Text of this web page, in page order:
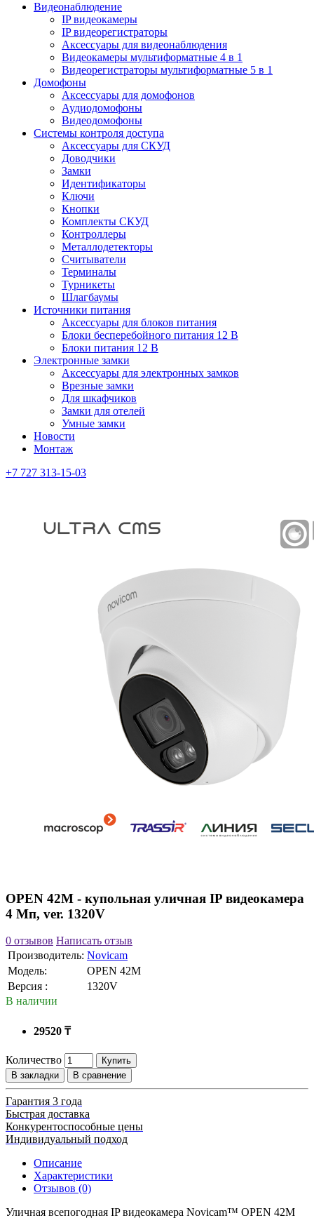
Видеонаблюдение
IP видеокамеры
IP видеорегистраторы
Аксессуары для видеонаблюдения
Видеокамеры мультиформатные 4 в 1
Видеорегистраторы мультиформатные 5 в 1
Домофоны
Аксессуары для домофонов
Аудиодомофоны
Видеодомофоны
Системы контроля доступа
Аксессуары для СКУД
Доводчики
Замки
Идентификаторы
Ключи
Кнопки
Комплекты СКУД
Контроллеры
Металлодетекторы
Считыватели
Терминалы
Турникеты
Шлагбаумы
Источники питания
Аксессуары для блоков питания
Блоки бесперебойного питания 12 В
Блоки питания 12 В
Электронные замки
Аксессуары для электронных замков
Врезные замки
Для шкафчиков
Замки для отелей
Умные замки
Новости
Монтаж
+7 727 313-15-03
OPEN 42M - купольная уличная IP видеокамера
4 Мп, ver. 1320V
0 отзывов Написать отзыв
Производитель: Novicam
Модель:
OPEN 42M
Версия :
1320V
В наличии
29520 ₸
Количество
Купить
В закладки
В сравнение
Гарантия 3 года
Быстрая доставка
Конкурентоспособные цены
Индивидуальный подход
Описание
Характеристики
Отзывов (0)
Уличная всепогодная IP видеокамера Novicam™ OPEN 42M